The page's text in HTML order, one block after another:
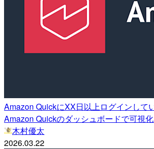
Amazon QuickにXX日以上ログインして
Amazon Quickのダッシュボードで可視
木村優太
2026.03.22